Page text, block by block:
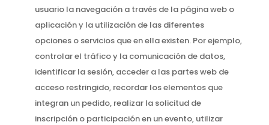
usuario la navegación a través de la página web o
aplicación y la utilización de las diferentes
opciones o servicios que en ella existen. Por ejemplo,
controlar el tráfico y la comunicación de datos,
identificar la sesión, acceder a las partes web de
acceso restringido, recordar los elementos que
integran un pedido, realizar la solicitud de
inscripción o participación en un evento, utilizar